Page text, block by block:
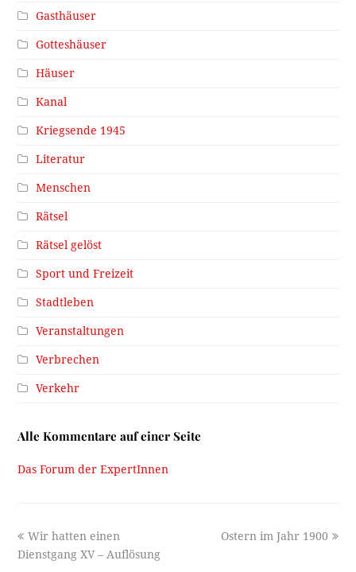
Gasthäuser
Gotteshäuser
Häuser
Kanal
Kriegsende 1945
Literatur
Menschen
Rätsel
Rätsel gelöst
Sport und Freizeit
Stadtleben
Veranstaltungen
Verbrechen
Verkehr
Alle Kommentare auf einer Seite
Das Forum der ExpertInnen
previous
post:
Wir hatten einen
Dienstgang XV – Auflösung
next
Ostern im Jahr 1900